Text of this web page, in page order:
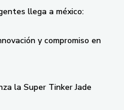
llega a méxico:
y compromiso en
la Super Tinker Jade